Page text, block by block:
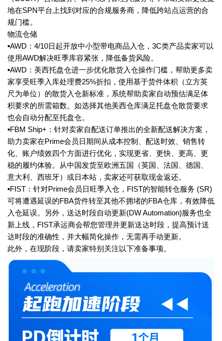
地在SPN平台上找到对应的合规服务商，降低跨站点运营的合
规门槛。
物流仓储
▪AWD：4/10日起开放中小型带电商品入仓，3C类产品卖家可以
使用AWD解决旺季库容紧张，降低备货风险。
▪AWD：美西托盘仓进一步优化散货入仓操作门槛，帮助更多卖
家享受旺季入库处理费25%折扣，使用基于货件体积（立方英
尺为单位）的散货入仓新标准，系统帮助卖家自动预估满足体
积要求的所需箱数。如选择其他美西仓库满足托盘仓散货要求
也会自动分配至托盘仓。
▪FBM Ship+：针对卖家自配送订单推出的全新配送解决方案，
助力卖家在Prime会员日期间从成本控制、配送时效、销售转
化、账户绩效四个方面进行优化，实现更省、更快、更高、更
稳的履约体验。从中国发货至欧洲五国（英国、法国、德国、
意大利、西班牙）或日本站，卖家还可获取现金返还。
▪FIST：针对Prime会员日旺季入仓，FIST的智能转仓服务 (SR)
可将遭遇延误的FBA货件转至其他不拥堵的FBA仓库，有效降低
入仓延误。另外，送达时段自动更新(DW Automation)服务也全
新上线，FIST承运商会帮您管理并更新送达时段，提高预计送
达时段的准确性，并大幅简化操作，无需再手动更新。
此外，在现阶段，请卖家特别关注以下准备事项。